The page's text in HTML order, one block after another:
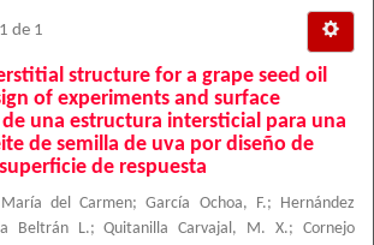
de 1
structure for a grape seed oil
of experiments and surface
de una estructura intersticial para una
de semilla de uva por diseño de
de respuesta
del Carmen;García Ochoa, F.;
Hernández
Beltrán L.;Quitanilla Carvajal, M. X.;Cornejo